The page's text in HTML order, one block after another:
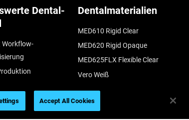
Dental-
Workflow-
Dentalmaterialien
MED610 Rigid Clear
MED620 Rigid Opaque
MED625FLX Flexible Clear
Vero Weiß
Vero Colors
TrueDent
Accept All Cookies